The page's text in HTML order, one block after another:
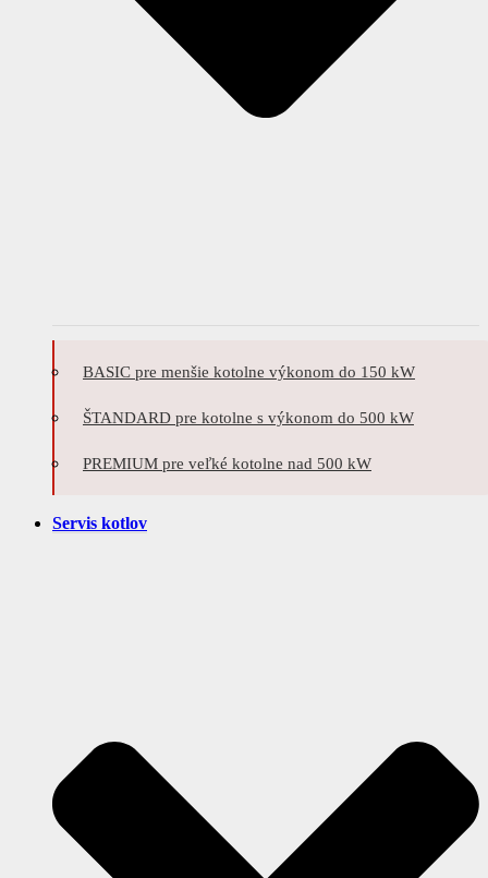
BASIC pre menšie kotolne výkonom do 150 kW
ŠTANDARD pre kotolne s výkonom do 500 kW
PREMIUM pre veľké kotolne nad 500 kW
Servis kotlov